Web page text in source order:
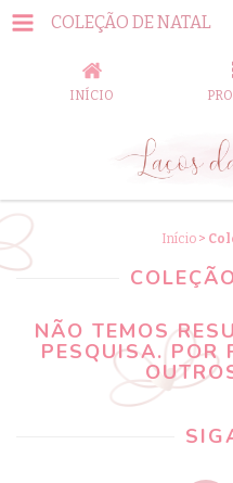
COLEÇÃO DE NATAL
INÍCIO
Início >
NÃO TEMOS
PESQUISA. POR